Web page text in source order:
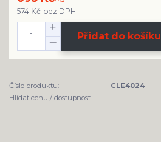
574 Kč bez DPH
Přidat do košíku
Číslo produktu:
CLE4024
Hlídat cenu / dostupnost